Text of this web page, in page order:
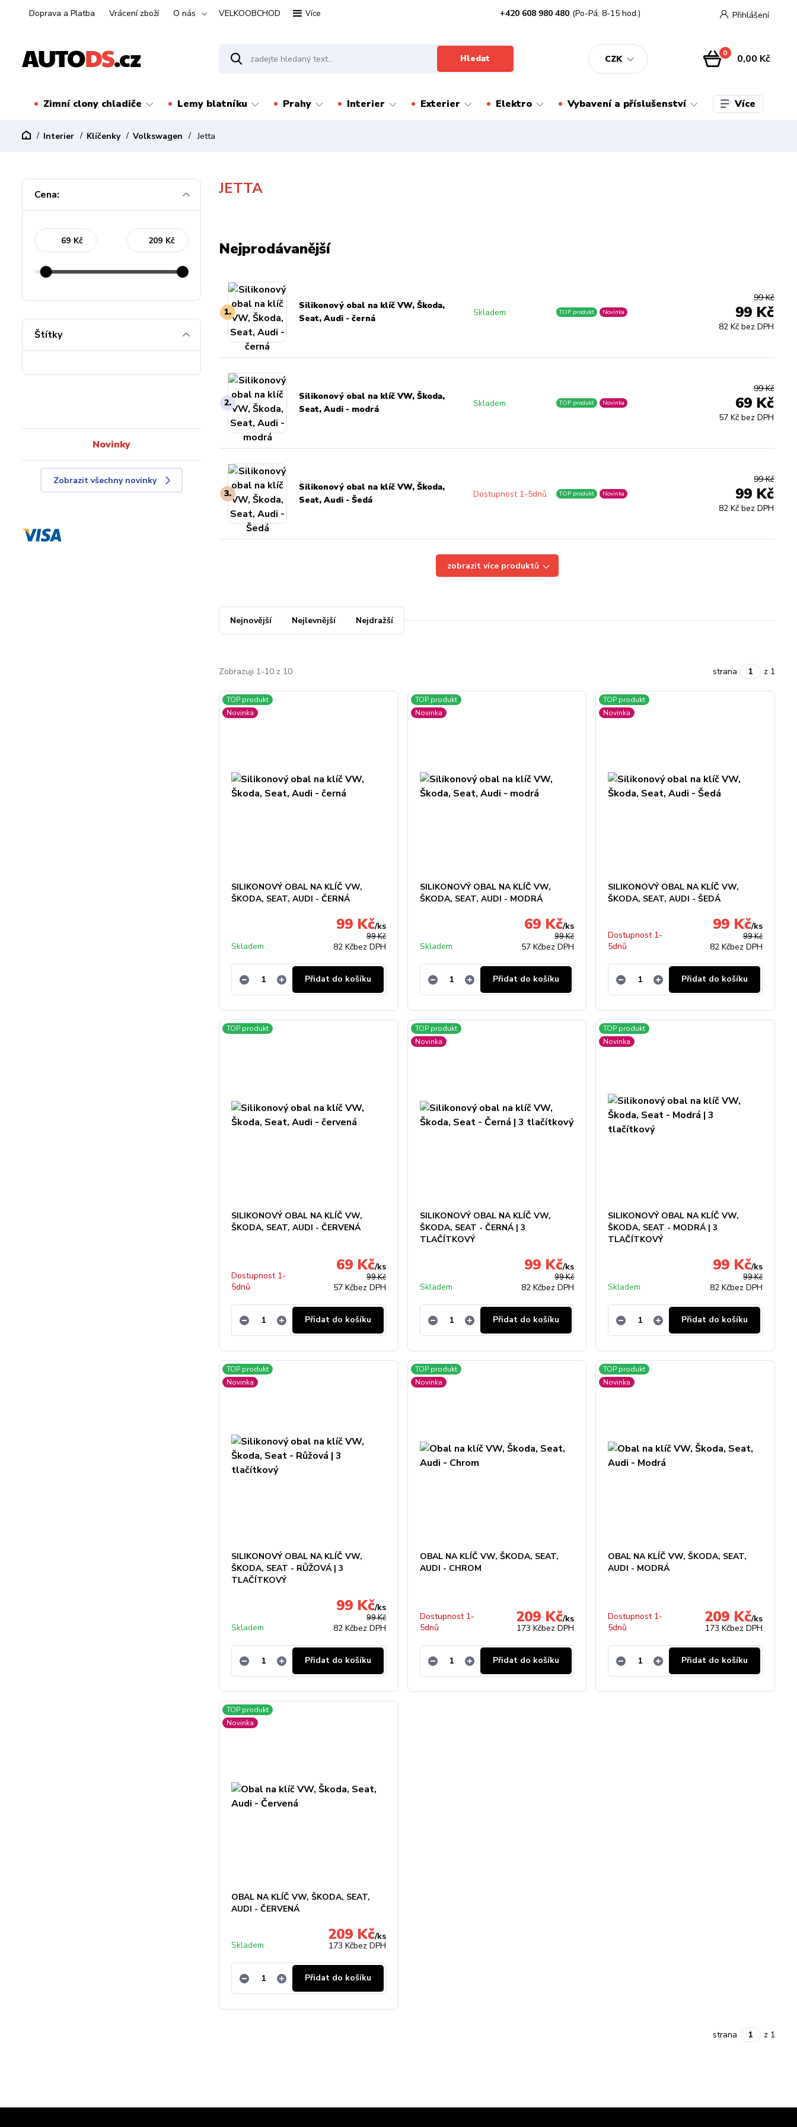
Doprava a Platba Vrácení zboží O nás VELKOOBCHOD Více
CZK
Přihlášení
Hledat
+420 608 980 480 (Po-Pá, 8-15 hod.)
0 0,00 Kč
Zimní clony chladiče Lemy blatníku Prahy Interier Exterier Elektro Vybavení a příslušenství Více
Interier Klíčenky Volkswagen Jetta
JETTA
Nejprodávanější
1.
Silikonový obal na klíč VW, Škoda,
Seat, Audi - černá
Skladem TOP produkt Novinka
99 Kč
99 Kč
82 Kč bez DPH
2.
Silikonový obal na klíč VW, Škoda,
Seat, Audi - modrá
Skladem TOP produkt Novinka
99 Kč
69 Kč
57 Kč bez DPH
3.
Silikonový obal na klíč VW, Škoda,
Seat, Audi - Šedá
Dostupnost 1-5dnů TOP produkt Novinka
99 Kč
99 Kč
82 Kč bez DPH
zobrazit více produktů
Nejnovější Nejlevnější Nejdražší
Zobrazuji 1-10 z 10 strana z 1
TOP produkt
Novinka
SILIKONOVÝ OBAL NA KLÍČ VW,
ŠKODA, SEAT, AUDI - ČERNÁ
99 Kč
99 Kč/ks
82 Kčbez DPH
Skladem
Přidat do košíku
TOP produkt
Novinka
SILIKONOVÝ OBAL NA KLÍČ VW,
ŠKODA, SEAT, AUDI - MODRÁ
99 Kč
69 Kč/ks
57 Kčbez DPH
Skladem
Přidat do košíku
TOP produkt
Novinka
SILIKONOVÝ OBAL NA KLÍČ VW,
ŠKODA, SEAT, AUDI - ŠEDÁ
99 Kč
99 Kč/ks
82 Kčbez DPH
Dostupnost 1-
5dnů
Přidat do košíku
TOP produkt
SILIKONOVÝ OBAL NA KLÍČ VW,
ŠKODA, SEAT, AUDI - ČERVENÁ
99 Kč
69 Kč/ks
57 Kčbez DPH
Dostupnost 1-
5dnů
Přidat do košíku
TOP produkt
Novinka
SILIKONOVÝ OBAL NA KLÍČ VW,
ŠKODA, SEAT - ČERNÁ | 3
TLAČÍTKOVÝ
99 Kč
99 Kč/ks
82 Kčbez DPH
Skladem
Přidat do košíku
TOP produkt
Novinka
SILIKONOVÝ OBAL NA KLÍČ VW,
ŠKODA, SEAT - MODRÁ | 3
TLAČÍTKOVÝ
99 Kč
99 Kč/ks
82 Kčbez DPH
Skladem
Přidat do košíku
TOP produkt
Novinka
SILIKONOVÝ OBAL NA KLÍČ VW,
ŠKODA, SEAT - RŮŽOVÁ | 3
TLAČÍTKOVÝ
99 Kč
99 Kč/ks
82 Kčbez DPH
Skladem
Přidat do košíku
TOP produkt
Novinka
OBAL NA KLÍČ VW, ŠKODA, SEAT,
AUDI - CHROM
209 Kč/ks
173 Kčbez DPH
Dostupnost 1-
5dnů
Přidat do košíku
TOP produkt
Novinka
OBAL NA KLÍČ VW, ŠKODA, SEAT,
AUDI - MODRÁ
209 Kč/ks
173 Kčbez DPH
Dostupnost 1-
5dnů
Přidat do košíku
TOP produkt
Novinka
OBAL NA KLÍČ VW, ŠKODA, SEAT,
AUDI - ČERVENÁ
209 Kč/ks
173 Kčbez DPH
Skladem
Přidat do košíku
strana z 1
Cena:
Kč Kč
Štítky
Novinky
Zobrazit všechny novinky